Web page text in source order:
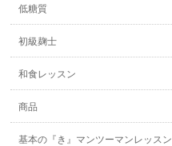
低糖質
初級麹士
和食レッスン
商品
基本の『き』マンツーマンレッスン